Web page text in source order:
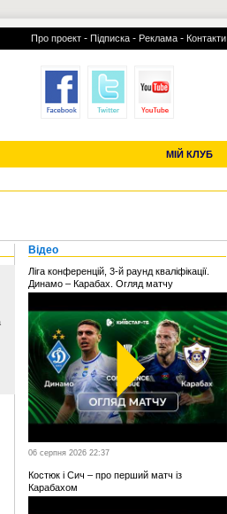
Про проект - Підписка - Реклама - Контакти
МІЙ КЛУБ
УСІ ТРАНСФЕРИ
Відео
Ліга конференцій, 3-й раунд кваліфікації.
Динамо – Карабах. Огляд матчу
06 серпня 2026 22:37
Костюк і Сич – про перший матч із
Карабахом